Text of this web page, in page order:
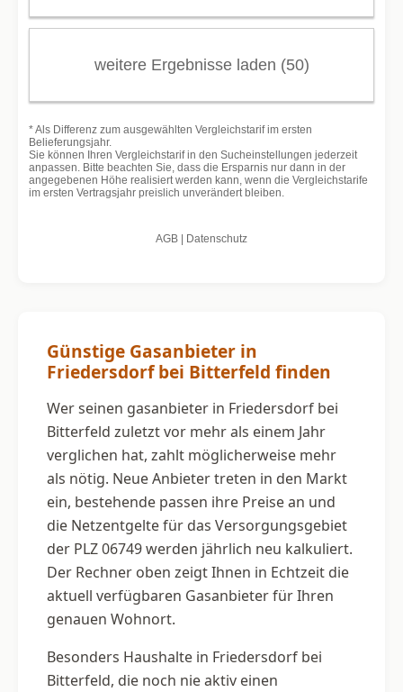
Günstige Gasanbieter in
Friedersdorf bei Bitterfeld finden
Wer seinen gasanbieter in Friedersdorf bei
Bitterfeld zuletzt vor mehr als einem Jahr
verglichen hat, zahlt möglicherweise mehr
als nötig. Neue Anbieter treten in den Markt
ein, bestehende passen ihre Preise an und
die Netzentgelte für das Versorgungsgebiet
der PLZ 06749 werden jährlich neu kalkuliert.
Der Rechner oben zeigt Ihnen in Echtzeit die
aktuell verfügbaren Gasanbieter für Ihren
genauen Wohnort.
Besonders Haushalte in Friedersdorf bei
Bitterfeld, die noch nie aktiv einen